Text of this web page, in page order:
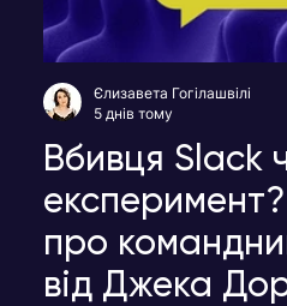
Вбивця Slack
про
від Джека
Єлизавета Гогілашвілі
5 днів тому